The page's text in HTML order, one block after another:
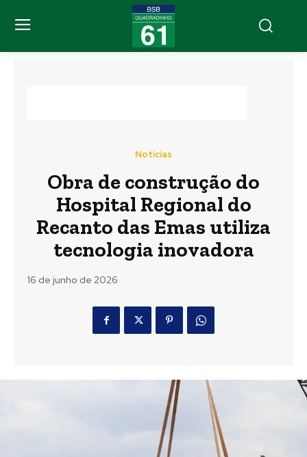
Notícias
Obra de construção do
Hospital Regional do
Recanto das Emas utiliza
tecnologia inovadora
16 de junho de 2026